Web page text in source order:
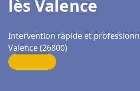
lès Valence
Intervention rapide et
Valence (26800)